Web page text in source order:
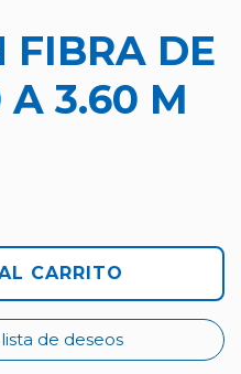
FIBRA DE
A 3.60 M
CARRITO
de deseos